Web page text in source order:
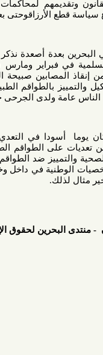
لمحاكمات
بعد تبرئة
أصعدة نذكر منها
خدماتها إبتن
بالطواقم الطبية
الجرحى جراء القمع
في التعدي الصارخ
الطواقم الطبية
ضد الطواقم الطبية،
في داخل وخارج
لحقوق الإنسان